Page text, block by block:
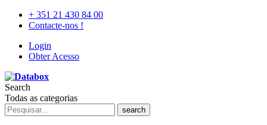
+ 351 21 430 84 00
Contacte-nos !
Login
Obter Acesso
Search
Todas as categorias
search